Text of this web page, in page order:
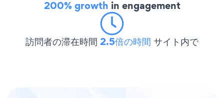
200% growth in engagement
訪問者の滞在時間 2.5倍の時間 サイト内で